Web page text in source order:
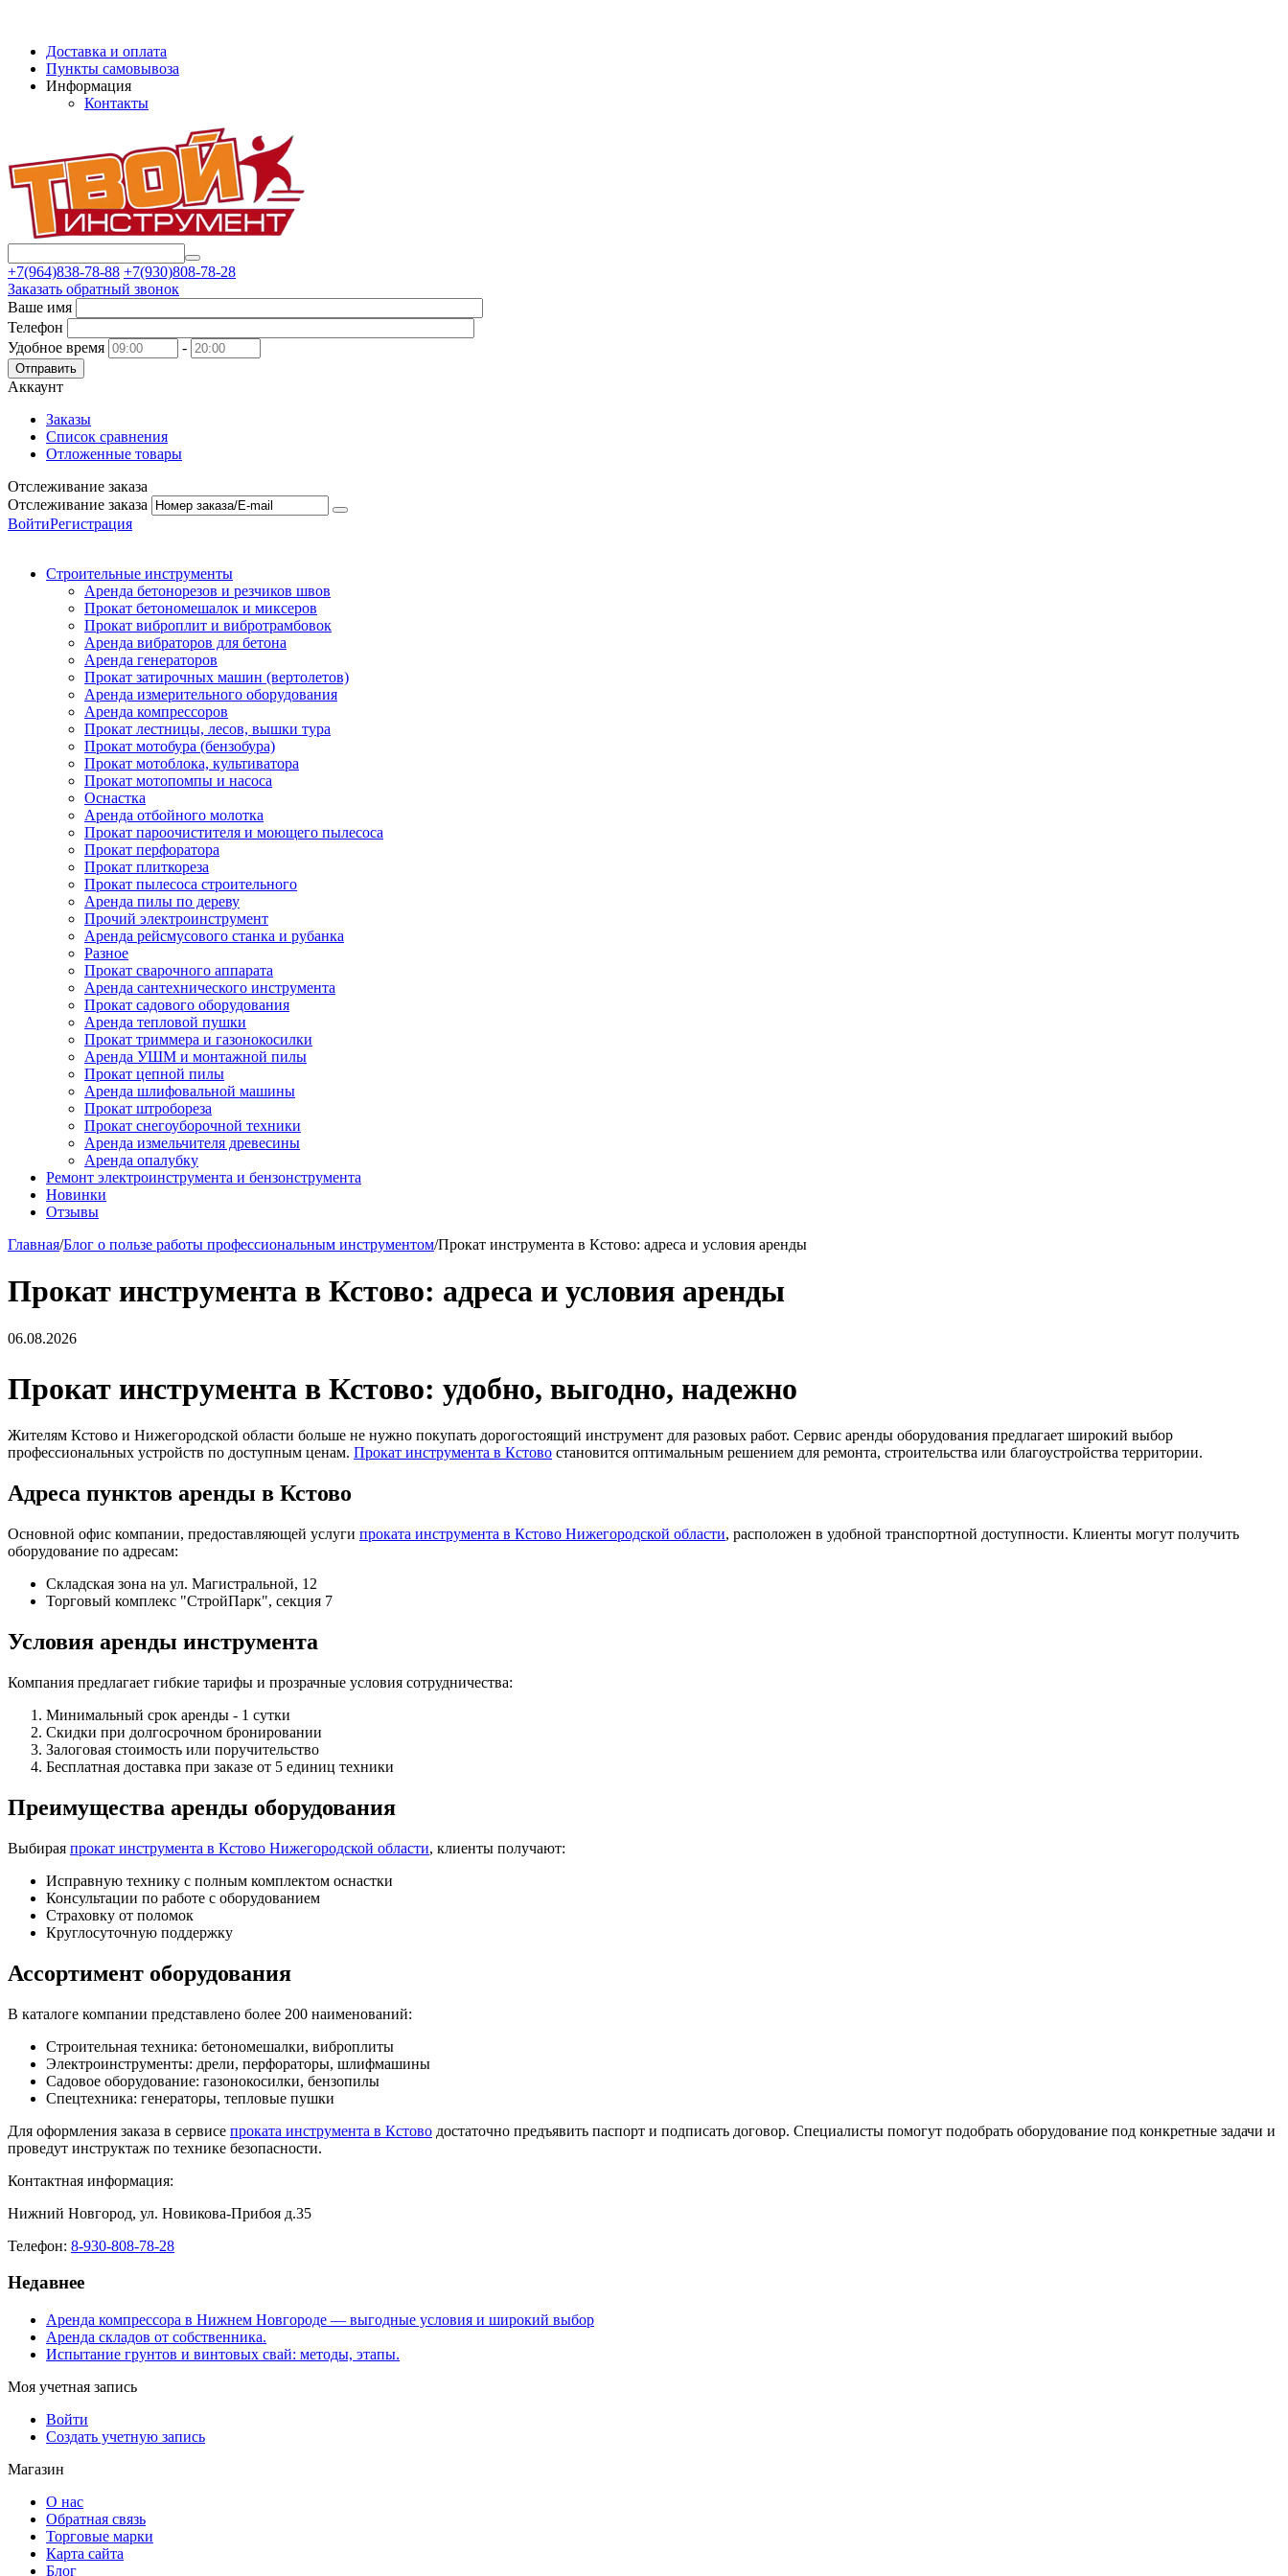
Доставка и оплата
Пункты самовывоза
Информация
Контакты
+7(964)838-78-88 +7(930)808-78-28
Заказать обратный звонок
Ваше имя
Телефон
Удобное время
-
Отправить
Аккаунт
Заказы
Список сравнения
Отложенные товары
Отслеживание заказа
Отслеживание заказа
ВойтиРегистрация
Строительные инструменты
Аренда бетонорезов и резчиков швов
Прокат бетономешалок и миксеров
Прокат виброплит и вибротрамбовок
Аренда вибраторов для бетона
Аренда генераторов
Прокат затирочных машин (вертолетов)
Аренда измерительного оборудования
Аренда компрессоров
Прокат лестницы, лесов, вышки тура
Прокат мотобура (бензобура)
Прокат мотоблока, культиватора
Прокат мотопомпы и насоса
Оснастка
Аренда отбойного молотка
Прокат пароочистителя и моющего пылесоса
Прокат перфоратора
Прокат плиткореза
Прокат пылесоса строительного
Аренда пилы по дереву
Прочий электроинструмент
Аренда рейсмусового станка и рубанка
Разное
Прокат сварочного аппарата
Аренда сантехнического инструмента
Прокат садового оборудования
Аренда тепловой пушки
Прокат триммера и газонокосилки
Аренда УШМ и монтажной пилы
Прокат цепной пилы
Аренда шлифовальной машины
Прокат штробореза
Прокат снегоуборочной техники
Аренда измельчителя древесины
Аренда опалубку
Ремонт электроинструмента и бензонструмента
Новинки
Отзывы
Главная/Блог о пользе работы профессиональным инструментом/Прокат инструмента в Кстово: адреса и условия аренды
Прокат инструмента в Кстово: адреса и условия аренды
06.08.2026
Прокат инструмента в Кстово: удобно, выгодно, надежно
Жителям Кстово и Нижегородской области больше не нужно покупать дорогостоящий инструмент для разовых работ. Сервис аренды оборудования предлагает широкий выбор
профессиональных устройств по доступным ценам. Прокат инструмента в Кстово становится оптимальным решением для ремонта, строительства или благоустройства территории.
Адреса пунктов аренды в Кстово
Основной офис компании, предоставляющей услуги проката инструмента в Кстово Нижегородской области, расположен в удобной транспортной доступности. Клиенты могут получить
оборудование по адресам:
Складская зона на ул. Магистральной, 12
Торговый комплекс "СтройПарк", секция 7
Условия аренды инструмента
Компания предлагает гибкие тарифы и прозрачные условия сотрудничества:
Минимальный срок аренды - 1 сутки
Скидки при долгосрочном бронировании
Залоговая стоимость или поручительство
Бесплатная доставка при заказе от 5 единиц техники
Преимущества аренды оборудования
Выбирая прокат инструмента в Кстово Нижегородской области, клиенты получают:
Исправную технику с полным комплектом оснастки
Консультации по работе с оборудованием
Страховку от поломок
Круглосуточную поддержку
Ассортимент оборудования
В каталоге компании представлено более 200 наименований:
Строительная техника: бетономешалки, виброплиты
Электроинструменты: дрели, перфораторы, шлифмашины
Садовое оборудование: газонокосилки, бензопилы
Спецтехника: генераторы, тепловые пушки
Для оформления заказа в сервисе проката инструмента в Кстово достаточно предъявить паспорт и подписать договор. Специалисты помогут подобрать оборудование под конкретные задачи и
проведут инструктаж по технике безопасности.
Контактная информация:
Нижний Новгород, ул. Новикова-Прибоя д.35
Телефон: 8-930-808-78-28
Недавнее
Аренда компрессора в Нижнем Новгороде — выгодные условия и широкий выбор
Аренда складов от собственника.
Испытание грунтов и винтовых свай: методы, этапы.
Моя учетная запись
Войти
Создать учетную запись
Магазин
О нас
Обратная связь
Торговые марки
Карта сайта
Блог